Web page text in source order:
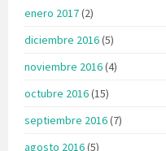
enero 2017(2)
diciembre 2016(5)
noviembre 2016(4)
octubre 2016(15)
septiembre 2016(7)
agosto 2016(5)